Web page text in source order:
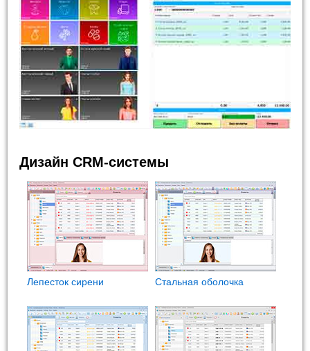
Дизайн CRM-системы
Лепесток сирени Стальная оболочка